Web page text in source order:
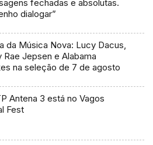
fechadas e absolutas.
dialogar”
da Música Nova: Lucy Dacus,
Rae Jepsen e Alabama
na seleção de 7 de agosto
Antena 3 está no Vagos
Fest